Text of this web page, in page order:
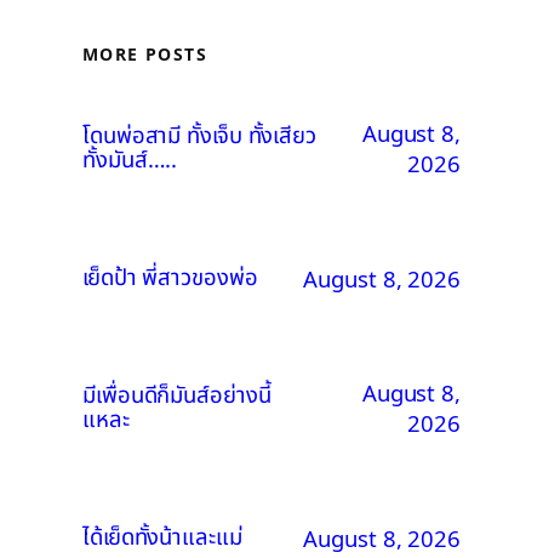
MORE POSTS
โดนพ่อสามี ทั้งเจ็บ ทั้งเสียว
ทั้งมันส์…..
August 8,
2026
เย็ดป้า พี่สาวของพ่อ August 8, 2026
มีเพื่อนดีก็มันส์อย่างนี้
แหละ
August 8,
2026
ได้เย็ดทั้งน้าและแม่ August 8, 2026